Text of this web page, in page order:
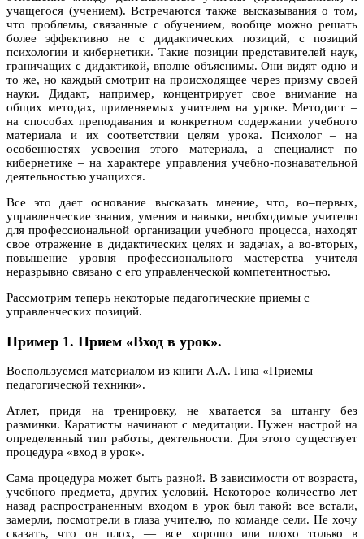
учащегося (учением). Встречаются также высказывания о том,
что проблемы, связанные с обучением, вообще можно решать
более эффективно не с дидактических позиций, с позиций
психологии и кибернетики. Такие позиции представителей наук,
граничащих с дидактикой, вполне объяснимы. Они видят одно и
то же, но каждый смотрит на происходящее через призму своей
науки. Дидакт, например, концентрирует свое внимание на
общих методах, применяемых учителем на уроке. Методист –
на способах преподавания и конкретном содержании учебного
материала и их соответствии целям урока. Психолог – на
особенностях усвоения этого материала, а специалист по
кибернетике – на характере управления учебно-познавательной
деятельностью учащихся.
Все это дает основание высказать мнение, что, во–первых,
управленческие знания, умения и навыки, необходимые учителю
для профессиональной организации учебного процесса, находят
свое отражение в дидактических целях и задачах, а во-вторых,
повышение уровня профессионального мастерства учителя
неразрывно связано с его управленческой компетентностью.
Рассмотрим теперь некоторые педагогические приемы с
управленческих позиций.
Пример 1. Прием «Вход в урок».
Воспользуемся материалом из книги А.А. Гина «Приемы
педагогической техники».
Атлет, придя на тренировку, не хватается за штангу без
разминки. Каратисты начинают с медитации. Нужен настрой на
определенный тип работы, деятельности. Для этого существует
процедура «вход в урок».
Сама процедура может быть разной. В зависимости от возраста,
учебного предмета, других условий. Некоторое количество лет
назад распространенным входом в урок был такой: все встали,
замерли, посмотрели в глаза учителю, по команде сели. Не хочу
сказать, что он плох, — все хорошо или плохо только в